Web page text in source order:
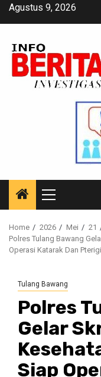
SkipAgustus 9, 2026
Primary
Menu
Home 2026 Mei
21
Polres Tulang Bawang
Operasi Katarak Dan
Tulang Bawang
Polres
Gelar
Siap